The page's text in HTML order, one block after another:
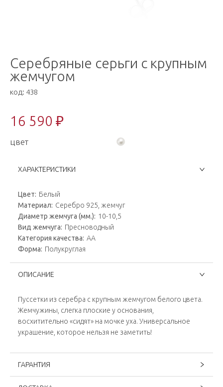
Серебряные серьги с крупным
жемчугом
код: 438
16 590 ₽
цвет
ХАРАКТЕРИСТИКИ
Цвет: Белый
Материал: Серебро 925, жемчуг
Диаметр жемчуга (мм.): 10-10,5
Вид жемчуга: Пресноводный
Категория качества: AA
Форма: Полукруглая
ОПИСАНИЕ
Пуссетки из серебра с крупным жемчугом белого цвета.
Жемчужины, слегка плоские у основания,
восхитительно «сидят» на мочке уха. Универсальное
украшение, которое нельзя не заметить!
ГАРАНТИЯ